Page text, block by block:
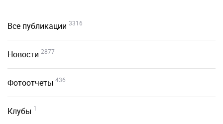
Все публикации 3316
Новости 2877
Фотоотчеты 436
Клубы 1